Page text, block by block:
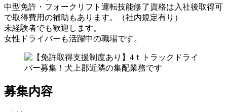
中型免許・フォークリフト運転技能修了資格は入社後取得可
で取得費用の補助もあります。（社内規定有り）
未経験者でも歓迎します。
女性ドライバーも活躍中の職場です。
募集内容